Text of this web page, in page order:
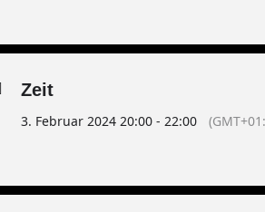
Zeit
3. Februar 2024 20:00 - 22:00